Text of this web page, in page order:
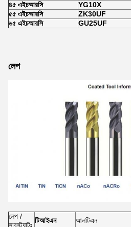
৪৫ এইচআরসি
YG10X
৫৫ এইচআরসি
ZK30UF
৬৫ এইচআরসি
GU25UF
লেপ
লেপ /
সাবস্ট্র্যাটঃ
টিআইএন আলটিএন